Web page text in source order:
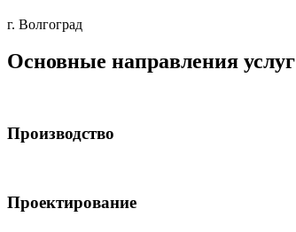
г. Волгоград
Основные направления услуг
Производство
Проектирование